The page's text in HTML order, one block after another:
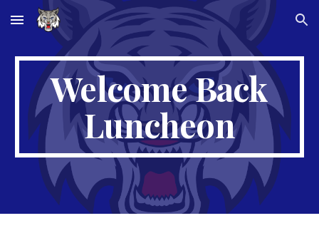
Skip to main content Skip to navigation
Welcome Back
Luncheon